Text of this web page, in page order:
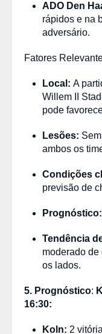
ADO Den
rápidos e na
adversário.
Fatores
Local: A
Willem II
pode
Lesões:
ambos os
Condições
previsão de
Prognóstico:
Tendência
moderado
os lados.
5. Prognóstico:
16:30:
Koln: 2